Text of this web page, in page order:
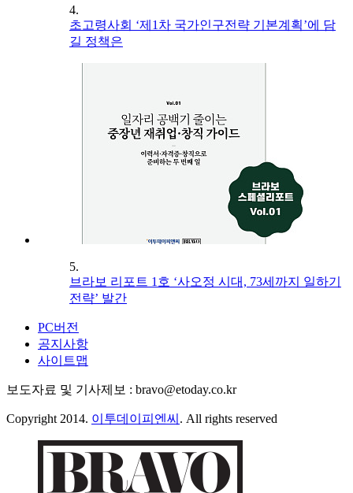
4.
초고령사회 ‘제1차 국가인구전략 기본계획’에 담
길 정책은
5.
브라보 리포트 1호 ‘사오정 시대, 73세까지 일하기
전략’ 발간
PC버전
공지사항
사이트맵
보도자료 및 기사제보 : bravo@etoday.co.kr
Copyright 2014. 이투데이피엔씨 . All rights reserved